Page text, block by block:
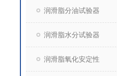
润滑脂分油试验器
润滑脂水分试验器
润滑脂氧化安定性